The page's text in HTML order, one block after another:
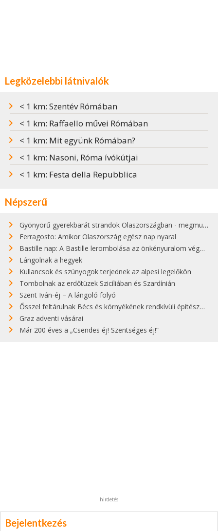
Legközelebbi látnivalók
< 1 km: Szentév Rómában
< 1 km: Raffaello művei Rómában
< 1 km: Mit együnk Rómában?
< 1 km: Nasoni, Róma ívókútjai
< 1 km: Festa della Repubblica
Népszerű
Gyönyörű gyerekbarát strandok Olaszországban - megmutatjuk a 15 legjobbat
Ferragosto: Amikor Olaszország egész nap nyaral
Bastille nap: A Bastille lerombolása az önkényuralom végét jelentette
Lángolnak a hegyek
Kullancsok és szúnyogok terjednek az alpesi legelőkön
Tombolnak az erdőtüzek Szicíliában és Szardínián
Szent Iván-éj – A lángoló folyó
Ősszel feltárulnak Bécs és környékének rendkívüli építészeti kincsei
Graz adventi vásárai
Már 200 éves a „Csendes éj! Szentséges éj!”
hirdetés
Bejelentkezés